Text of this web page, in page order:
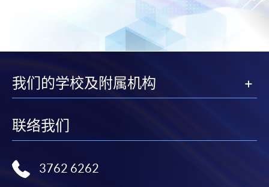
我们的学校及附属机构
联络我们
3762 6262